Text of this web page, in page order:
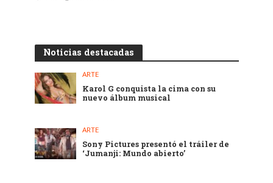
Noticias destacadas
ARTE
Karol G conquista la cima con su
nuevo álbum musical
ARTE
Sony Pictures presentó el tráiler de
‘Jumanji: Mundo abierto’